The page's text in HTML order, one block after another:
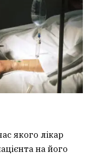
якого лікар
на його